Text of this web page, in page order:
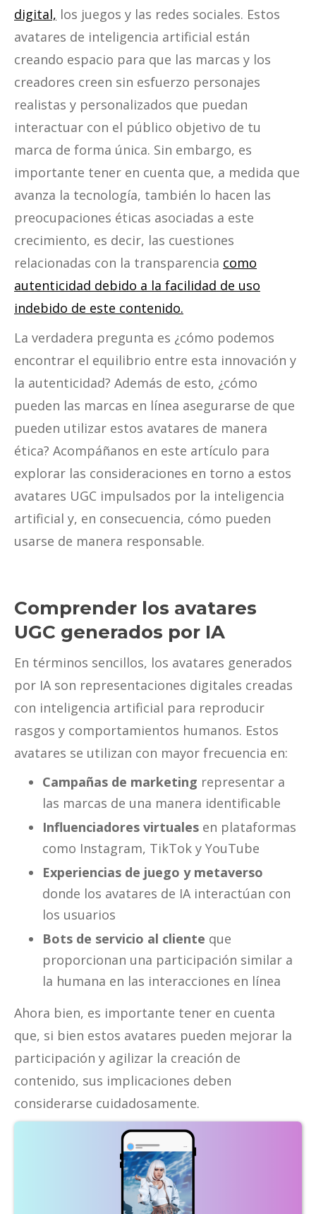
digital, los juegos y las redes sociales. Estos
avatares de inteligencia artificial están
creando espacio para que las marcas y los
creadores creen sin esfuerzo personajes
realistas y personalizados que puedan
interactuar con el público objetivo de tu
marca de forma única. Sin embargo, es
importante tener en cuenta que, a medida que
avanza la tecnología, también lo hacen las
preocupaciones éticas asociadas a este
crecimiento, es decir, las cuestiones
relacionadas con la transparencia como
autenticidad debido a la facilidad de uso
indebido de este contenido.
La verdadera pregunta es ¿cómo podemos
encontrar el equilibrio entre esta innovación y
la autenticidad? Además de esto, ¿cómo
pueden las marcas en línea asegurarse de que
pueden utilizar estos avatares de manera
ética? Acompáñanos en este artículo para
explorar las consideraciones en torno a estos
avatares UGC impulsados por la inteligencia
artificial y, en consecuencia, cómo pueden
usarse de manera responsable.
Comprender los avatares
UGC generados por IA
En términos sencillos, los avatares generados
por IA son representaciones digitales creadas
con inteligencia artificial para reproducir
rasgos y comportamientos humanos. Estos
avatares se utilizan con mayor frecuencia en:
Campañas de marketing representar a
las marcas de una manera identificable
Influenciadores virtuales en plataformas
como Instagram, TikTok y YouTube
Experiencias de juego y metaverso
donde los avatares de IA interactúan con
los usuarios
Bots de servicio al cliente que
proporcionan una participación similar a
la humana en las interacciones en línea
Ahora bien, es importante tener en cuenta
que, si bien estos avatares pueden mejorar la
participación y agilizar la creación de
contenido, sus implicaciones deben
considerarse cuidadosamente.